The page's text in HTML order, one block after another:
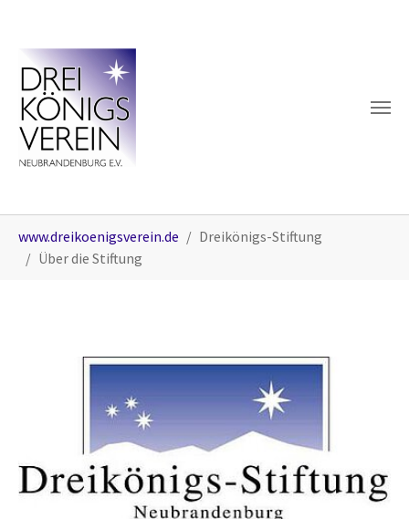
www.dreikoenigsverein.de
Dreikönigs-Stiftung
Über die Stiftung